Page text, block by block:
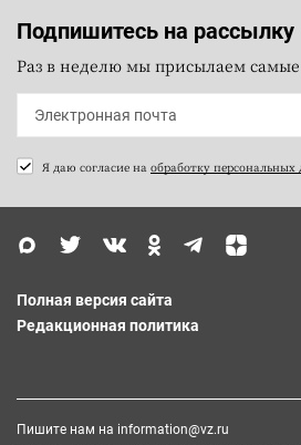
Подпишитесь на рассылку
Раз в неделю мы присылаем
Я даю согласие на обработку персональных
Полная версия сайта
Редакционная политика
Пишите нам на information@vz.ru